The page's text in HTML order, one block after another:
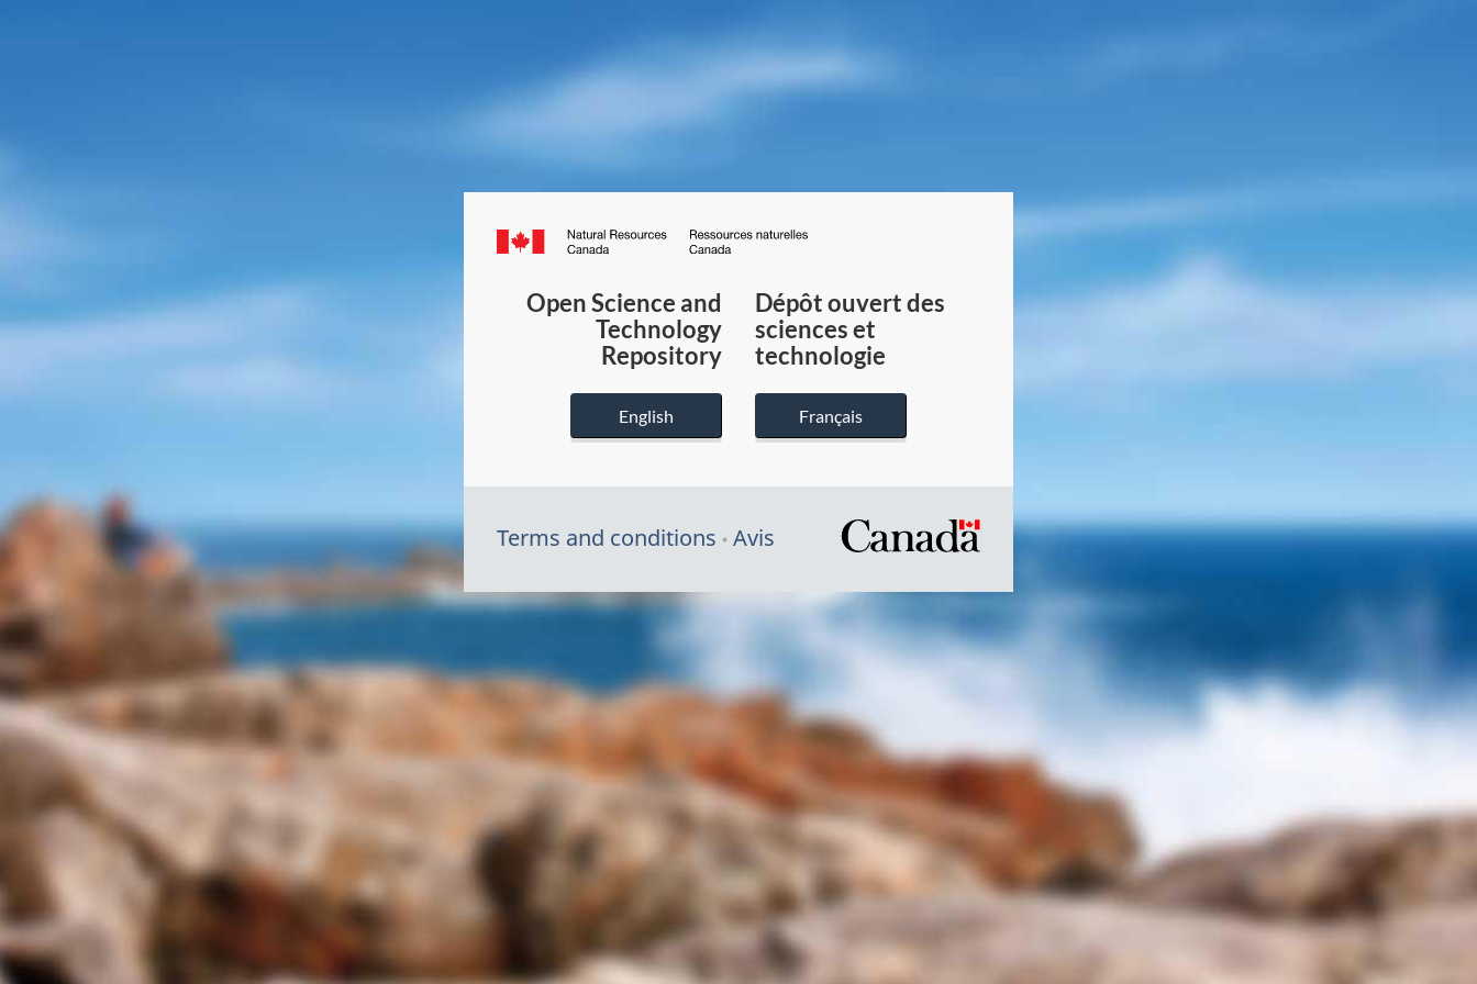
Canada.ca
du
Canada
Open Science and
Technology
Repository
English
Dépôt ouvert des
sciences et
technologie
Français
Terms and conditions Avis
/
gouvernement